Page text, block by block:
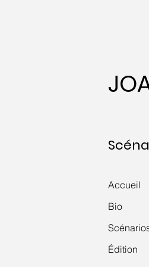
Accueil
Bio
Édition